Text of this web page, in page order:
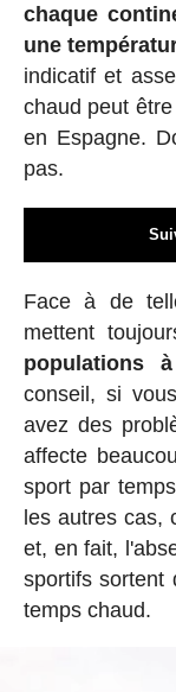
chaque
une
indicatif et
chaud peut
en Espagne.
pas.
Face à de
mettent
populations
conseil, si
avez des
affecte
sport par
les autres cas,
et, en fait,
sportifs sortent
temps chaud.